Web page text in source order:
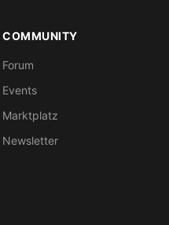
COMMUNITY
Forum
Events
Marktplatz
Newsletter